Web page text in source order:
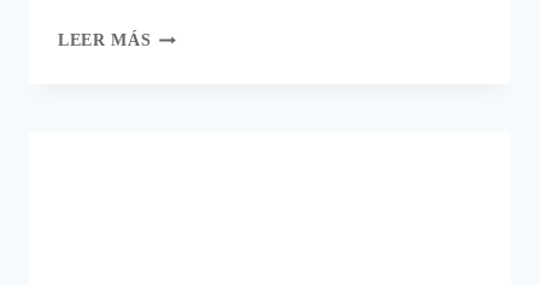
LEER MÁS ¡¡LOS